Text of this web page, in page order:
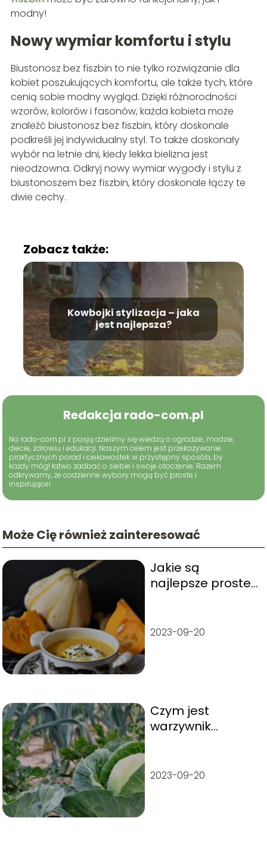
modny!
Nowy wymiar komfortu i stylu
Biustonosz bez fiszbin to nie tylko rozwiązanie dla
kobiet poszukujących komfortu, ale także tych, które
cenią sobie modny wygląd. Dzięki różnorodności
wzorów, kolorów i fasonów, każda kobieta może
znaleźć biustonosz bez fiszbin, który doskonale
podkreśli jej indywidualny styl. To także doskonały
wybór na letnie dni, kiedy lekka bielizna jest
nieodzowna. Odkryj nowy wymiar wygody i stylu z
biustonoszem bez fiszbin, który doskonale łączy te
dwie cechy.
Zobacz także:
Kowbojki stylizacja – jaka
jest najlepsza?
Redakcja rado-com.pl
Na rado-com.pl z pasją dzielimy się wiedzą o ogrodzie, modzie,
diecie, zdrowiu i edukacji. Naszym celem jest przekazywanie
praktycznych porad i ciekawostek w przystępny sposób, by
każdy mógł łatwo zadbać o siebie i swoje otoczenie. Razem
odkrywamy, że codzienne wybory mogą być proste i
inspirujące!
Może Cię również zainteresować
Jakie są
najlepsze proste
2023-09-20
Czym jest
warzywnik
2023-09-20